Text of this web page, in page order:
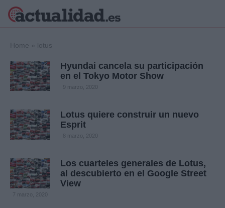
Política
Crónica
Economía
Internacional
Viajes
Gente
Home » lotus
Hyundai cancela su participación
en el Tokyo Motor Show
9 marzo, 2020
Lotus quiere construir un nuevo
Esprit
8 marzo, 2020
Los cuarteles generales de Lotus,
al descubierto en el Google Street
View
7 marzo, 2020